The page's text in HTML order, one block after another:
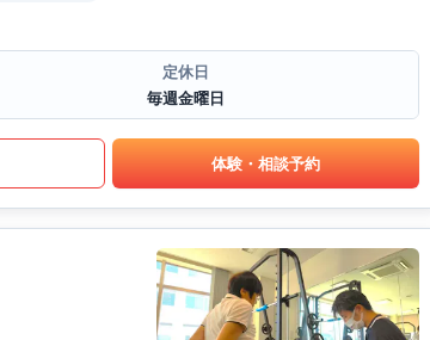
定休日
毎週金曜日
体験・相談予約